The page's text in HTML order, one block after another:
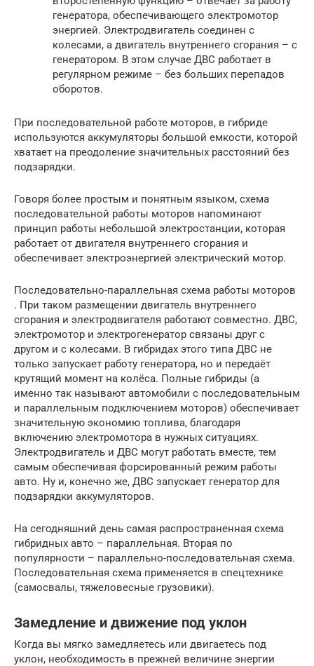
генератора, обеспечивающего электромотор
энергией. Электродвигатель соединен с
колесами, а двигатель внутреннего сгорания – с
генератором. В этом случае ДВС работает в
регулярном режиме – без больших перепадов
оборотов.
При последовательной работе моторов, в гибриде
используются аккумуляторы большой емкости, которой
хватает на преодоление значительных расстояний без
подзарядки.
Говоря более простым и понятным языком, схема
последовательной работы моторов напоминают
принцип работы небольшой электростанции, которая
работает от двигателя внутреннего сгорания и
обеспечивает электроэнергией электрический мотор.
Последовательно-параллельная схема работы моторов
. При таком размещении двигатель внутреннего
сгорания и электродвигателя работают совместно. ДВС,
электромотор и электрогенератор связаны друг с
другом и с колесами. В гибридах этого типа ДВС не
только запускает работу генератора, но и передаёт
крутящий момент на колёса. Полные гибриды (а
именно так называют автомобили с последовательным
и параллельным подключением моторов) обеспечивает
значительную экономию топлива, благодаря
включению электромотора в нужных ситуациях.
Электродвигатель и ДВС могут работать вместе, тем
самым обеспечивая форсированный режим работы
авто. Ну и, конечно же, ДВС запускает генератор для
подзарядки аккумуляторов.
На сегодняшний день самая распространенная схема
гибридных авто – параллельная. Вторая по
популярности – параллельно-последовательная схема.
Последовательная схема применяется в спецтехнике
(самосвалы, тяжеловесные грузовики).
Замедление и движение под уклон
Когда вы мягко замедляетесь или двигаетесь под
уклон, необходимость в прежней величине энергии